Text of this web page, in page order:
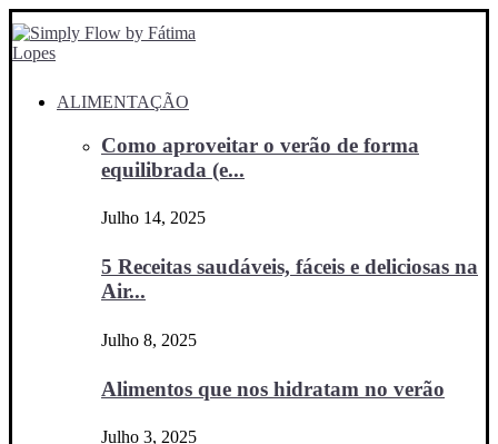
ALIMENTAÇÃO
Como aproveitar o verão de forma
equilibrada (e...
Julho 14, 2025
5 Receitas saudáveis, fáceis e deliciosas na
Air...
Julho 8, 2025
Alimentos que nos hidratam no verão
Julho 3, 2025